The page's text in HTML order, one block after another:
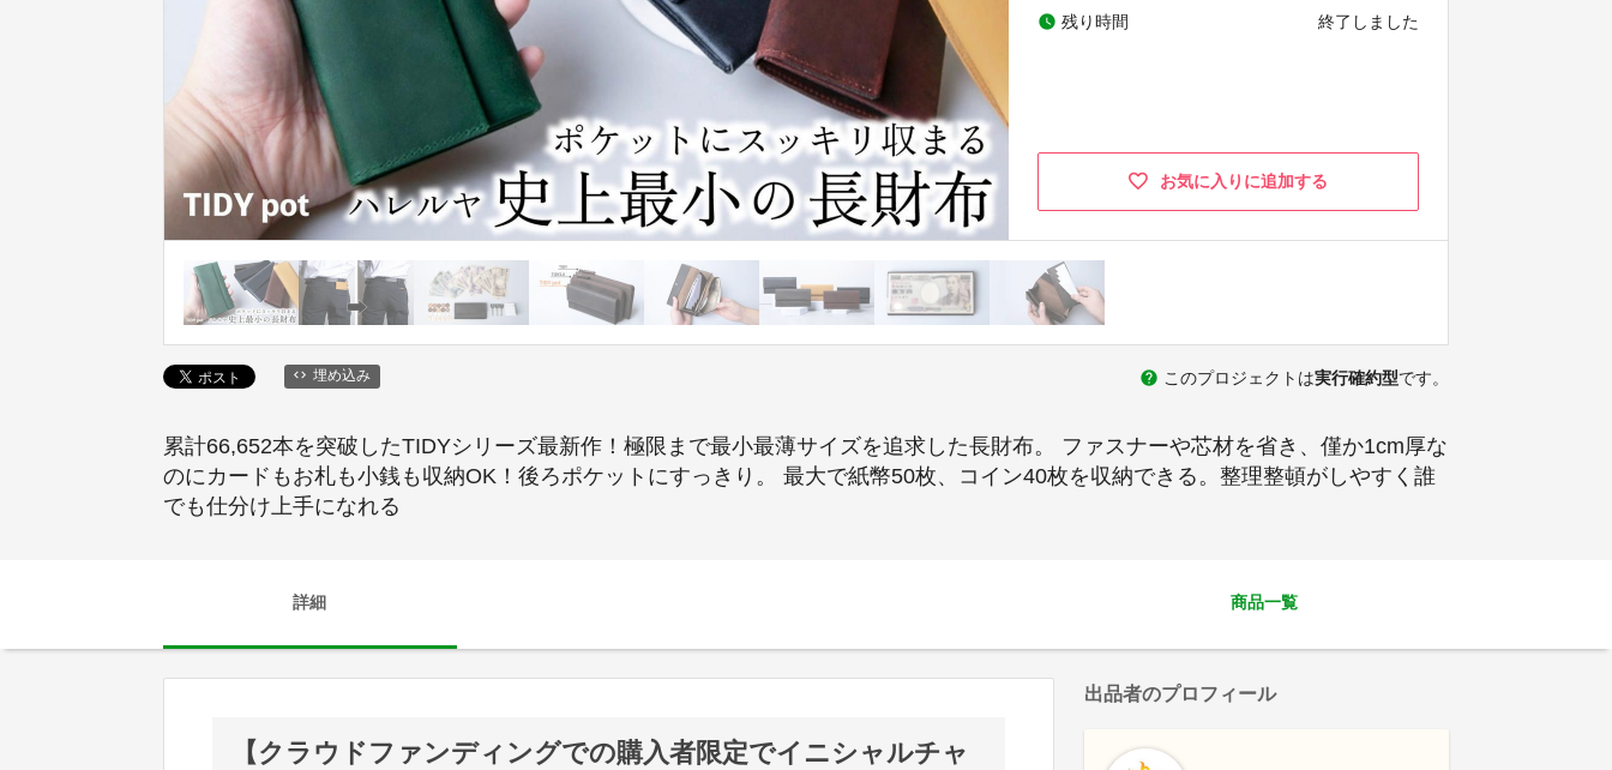
watch_later 残り時間 終了しました
お気に入りに追加する
埋め込み help このプロジェクトは実行確約型です。
累計66,652本を突破したTIDYシリーズ最新作！極限まで最小最薄サイズを追求した長財布。 ファスナーや芯材を省き、僅か1cm厚な
のにカードもお札も小銭も収納OK！後ろポケットにすっきり。 最大で紙幣50枚、コイン40枚を収納できる。整理整頓がしやすく誰
でも仕分け上手になれる
詳細 商品一覧
【クラウドファンディングでの購入者限定でイニシャルチャ
出品者のプロフィール